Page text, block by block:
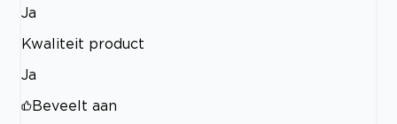
Ja
Kwaliteit product
Ja
Beveelt aan